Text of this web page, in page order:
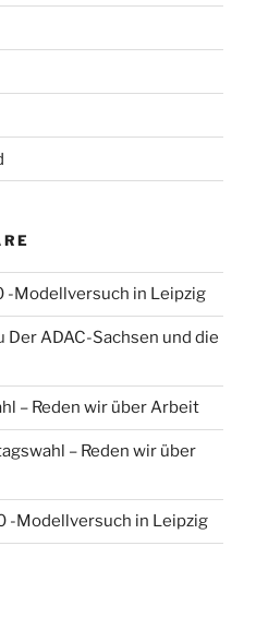
-Modellversuch in Leipzig
Der ADAC-Sachsen und die
– Reden wir über Arbeit
– Reden wir über
-Modellversuch in Leipzig